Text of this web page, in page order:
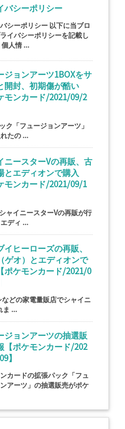
バシーポリシー
シーポリシー 以下に当ブロ
イバシーポリシーを記載し
個人情 ...
ジョンアーツ1BOXをサ
開封、初期傷が酷い
モンカード/2021/09/2
ク「フュージョンアーツ」
たの ...
ニースターVの再販、古
とエディオンで購入
モンカード/2021/09/1
ャイニースターVの再販が行
ディ ...
イヒーローズの再販、
ゲオ）とエディオンで
ポケモンカード/2021/0
どの家電量販店でシャイニ
ま ...
ジョンアーツの抽選販
【ポケモンカード/202
】
カードの拡張パック「フュ
アーツ」の抽選販売がポケ